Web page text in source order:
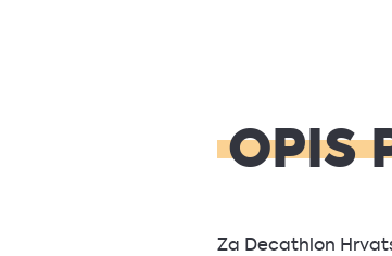
OPIS
Za Decathlon